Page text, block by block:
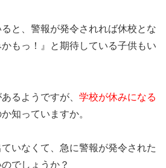
と、警報が発令されれば休校とな
もっ！』と期待している子供もい
るようですが、 学校が休みになる
知っていますか。
いなくて、急に警報が発令された
でしょうか？